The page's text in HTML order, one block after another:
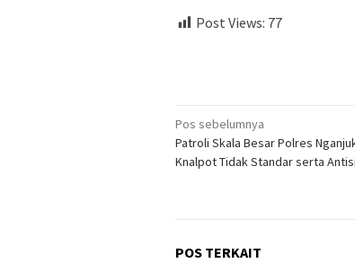
Post Views: 77
Navigasi
pos
Pos sebelumnya
Patroli Skala Besar Polres
Knalpot Tidak Standar serta
POS TERKAIT